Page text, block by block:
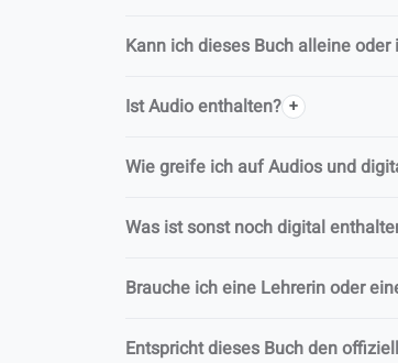
Kann ich dieses Buch alleine
Ist Audio enthalten?
Wie greife ich auf Audios und
Was ist sonst noch digital
Brauche ich eine Lehrerin oder
Entspricht dieses Buch den